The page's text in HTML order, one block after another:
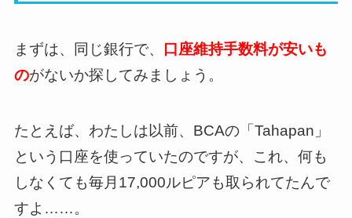
まずは、同じ銀行で、
口座維持手数料が安いも
のがないか探してみましょう。
たとえば、わたしは以前、BCAの「Tahapan」
という口座を使っていたのですが、これ、何も
しなくても毎月17,000ルピアも取られてたんで
すよ……。